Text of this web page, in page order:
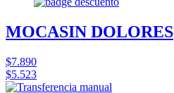
MOCASIN DOLORES
$7.890
$5.523